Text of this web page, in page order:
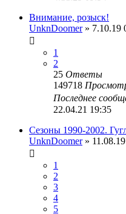
Внимание, розыск!
UnknDoomer» 7.10.19
1
2
25 Ответы
149718
Последнее
22.04.21 19:35
Сезоны 1990-2002.
UnknDoomer»
1
2
3
4
5